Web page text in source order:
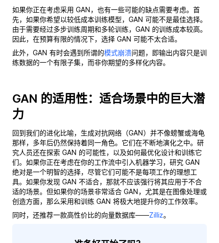
如果你正在考虑采用 GAN，也有一些可能的缺点需要考虑。首
先，如果你希望以较低成本训练模型，GAN 可能不是最佳选择。
由于需要经过多步训练周期和多轮训练，GAN 的训练成本较高。
因此，在预算有限的情况下，选择 GAN 可能不太合适。
此外，GAN 有时会遇到所谓的模式崩溃问题，即输出内容只是训
练数据的一个有限子集，而非你期望的多样化内容。
GAN 的适用性：适合场景中的巨大潜
力
回到我们的进化比喻，生成对抗网络（GAN）并不像螃蟹或海龟
那样，多年后仍然保持着同一角色。它们在不断地演化之中。研
究人员还在探索 GAN 的可能性，以及如何最优化设计和训练它
们。如果你正在考虑在你的工作流中引入机器学习，研究 GAN
绝对是一个明智的选择，尽管它们可能不是每项工作的理想工
具。如果你发现 GAN 不适合，那就不应该强行将其应用于不合
适的场景。但如果你的场景非常适合 GAN，尤其是在图像处理或
创造方面，那么采用和训练 GAN 将极大地提升你的工作效率。
同时，还推荐一款高性价比的向量数据库——Zilliz。